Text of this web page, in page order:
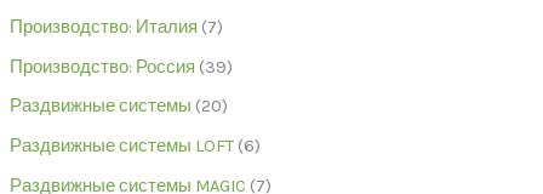
Производство: Италия 7
Производство: Россия 39
Раздвижные системы 20
Раздвижные системы LOFT 6
Раздвижные системы MAGIC 7